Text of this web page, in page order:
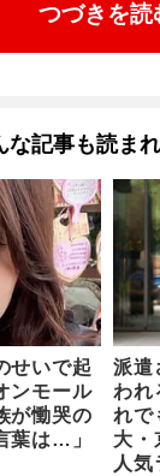
つづきを読
な記事も読ま
せいで起
ンモール
が慟哭の
葉は…」
派遣
われ
れで
大・
人